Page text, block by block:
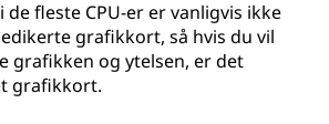
fleste CPU-er er vanligvis ikke
grafikkort, så hvis du vil
grafikken og ytelsen, er det
grafikkort.